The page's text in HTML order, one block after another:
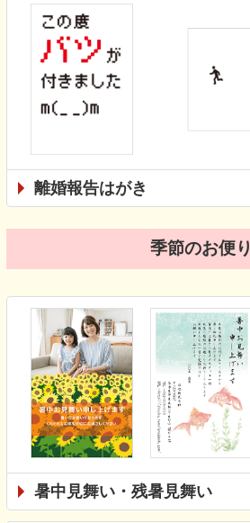
離婚報告はがき
季節のお便り
暑中見舞い・残暑見舞い